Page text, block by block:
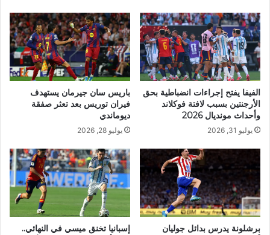
الفيفا يفتح إجراءات انضباطية بحق
الأرجنتين بسبب لافتة فوكلاند
وأحداث مونديال 2026
يوليو 31, 2026
باريس سان جيرمان يستهدف
فيران توريس بعد تعثر صفقة
ديوماندي
يوليو 28, 2026
برشلونة يدرس بدائل جوليان
إسبانيا تخنق ميسي في النهائي..